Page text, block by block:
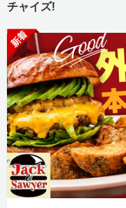
チャイズ!
新着